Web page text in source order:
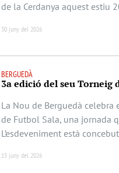
de la Cerdanya aquest estiu
30 juny del 2026
BERGUEDÀ
3a edició del seu Torneig
La Nou de Berguedà
de Futbol Sala, una jornada
L’esdeveniment està
15 juny del 2026